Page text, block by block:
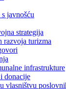
javnošću
strategija
razvoja turizma
infrastrukture
donacije
vlasništvu